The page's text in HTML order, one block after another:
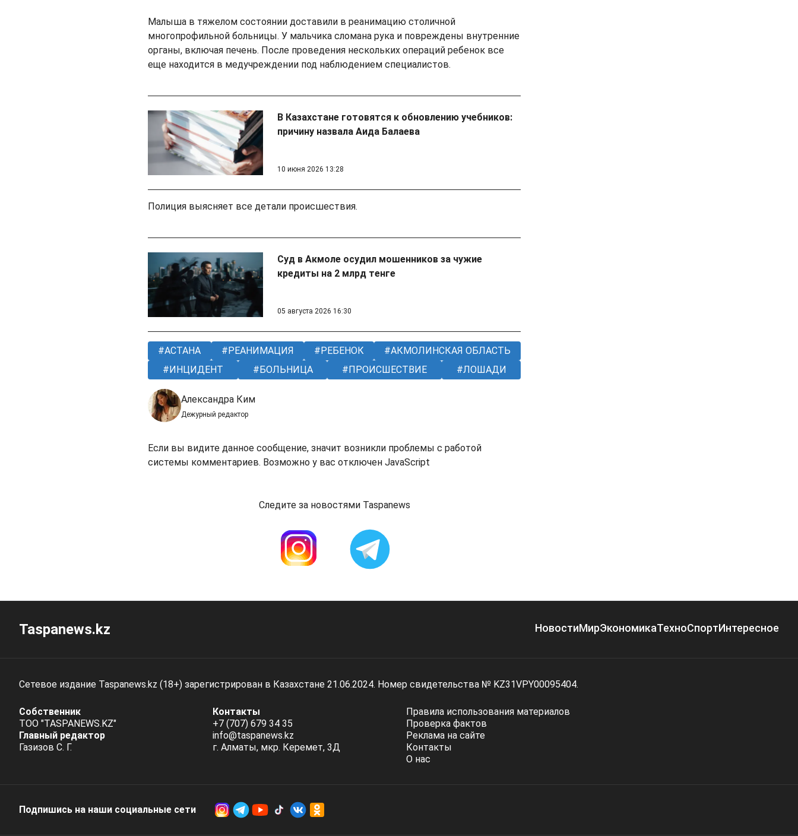
Малыша в тяжелом состоянии доставили в реанимацию столичной
многопрофильной больницы. У мальчика сломана рука и повреждены внутренние
органы, включая печень. После проведения нескольких операций ребенок все
еще находится в медучреждении под наблюдением специалистов.
В Казахстане готовятся к обновлению учебников:
причину назвала Аида Балаева
10 июня 2026 13:28
Полиция выясняет все детали происшествия.
Суд в Акмоле осудил мошенников за чужие
кредиты на 2 млрд тенге
05 августа 2026 16:30
АСТАНА РЕАНИМАЦИЯ РЕБЕНОК
АКМОЛИНСКАЯ ОБЛАСТЬ
ИНЦИДЕНТ
БОЛЬНИЦА ПРОИСШЕСТВИЕ ЛОШАДИ
Александра Ким
Дежурный редактор
Если вы видите данное сообщение, значит возникли проблемы с работой
системы комментариев. Возможно у вас отключен JavaScript
Следите за новостями Taspanews
Taspanews.kz НовостиМирЭкономикаТехноСпортИнтересное
Сетевое издание Taspanews.kz (18+) зарегистрирован в Казахстане 21.06.2024. Номер свидетельства № KZ31VPY00095404.
Собственник
ТОО "TASPANEWS.KZ"
Главный редактор
Газизов С. Г.
Контакты
+7 (707) 679 34 35
info@taspanews.kz
г. Алматы, мкр. Керемет, 3Д
Правила использования материалов
Проверка фактов
Реклама на сайте
Контакты
О нас
Подпишись на наши социальные cети